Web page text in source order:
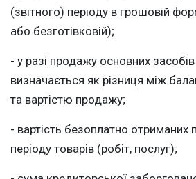
(звітного) періоду в грошовій
або безготівковій);
- у разі продажу основних
визначається як різниця між
та вартістю продажу;
- вартість безоплатно отриманих
періоду товарів (робіт, послуг);